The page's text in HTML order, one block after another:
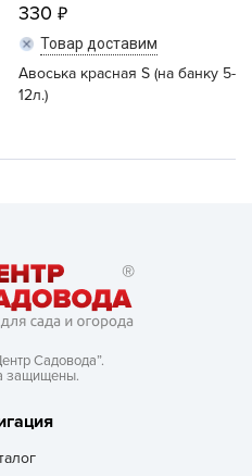
330
Товар доставим
Авоська красная S (на банку 5-
12л.)
Садовода”.
защищены.